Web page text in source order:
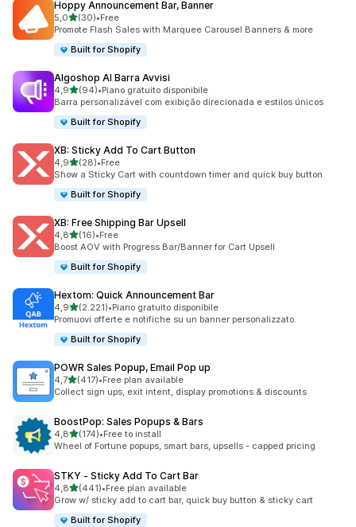
Hoppy Announcement Bar, Banner
5,0stelle su 5
(30)
30 recensioni totali
•Free
Promote Flash Sales with Marquee Carousel Banners & more
Built for Shopify
Algoshop AI Barra Avvisi
4,9stelle su 5
(94)
94 recensioni totali
•Piano gratuito disponibile
Barra personalizável com exibição direcionada e estilos únicos
Built for Shopify
XB: Sticky Add To Cart Button
4,9stelle su 5
(28)
28 recensioni totali
•Free
Show a Sticky Cart with countdown timer and quick buy button
Built for Shopify
XB: Free Shipping Bar Upsell
4,8stelle su 5
(16)
16 recensioni totali
•Free
Boost AOV with Progress Bar/Banner for Cart Upsell
Built for Shopify
Hextom: Quick Announcement Bar
4,9stelle su 5
(2.221)
2221 recensioni totali
•Piano gratuito disponibile
Promuovi offerte e notifiche su un banner personalizzato.
Built for Shopify
POWR Sales Popup, Email Pop up
4,7stelle su 5
(417)
417 recensioni totali
•Free plan available
Collect sign ups, exit intent, display promotions & discounts
BoostPop: Sales Popups & Bars
4,8stelle su 5
(174)
174 recensioni totali
•Free to install
Wheel of Fortune popups, smart bars, upsells - capped pricing
STKY ‑ Sticky Add To Cart Bar
4,8stelle su 5
(441)
441 recensioni totali
•Free plan available
Grow w/ sticky add to cart bar, quick buy button & sticky cart
Built for Shopify